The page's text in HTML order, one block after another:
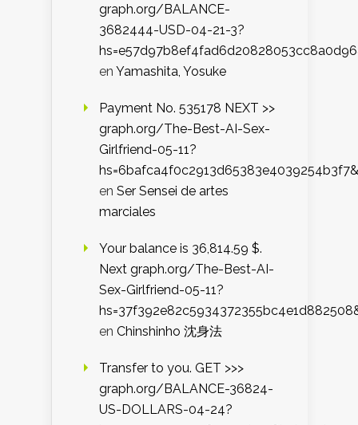
graph.org/BALANCE-
3682444-USD-04-21-3?
en Yamashita, Yosuke
Payment No. 535178 NEXT >>
graph.org/The-Best-AI-Sex-
Girlfriend-05-11?
hs=6bafca4f0c2913d65383e4039254b3f7&
en Ser Sensei de artes
marciales
Your balance is 36,814.59 $.
Next graph.org/The-Best-AI-
Sex-Girlfriend-05-11?
en Chinshinho 沈身法
Transfer to you. GET >>>
graph.org/BALANCE-36824-
US-DOLLARS-04-24?